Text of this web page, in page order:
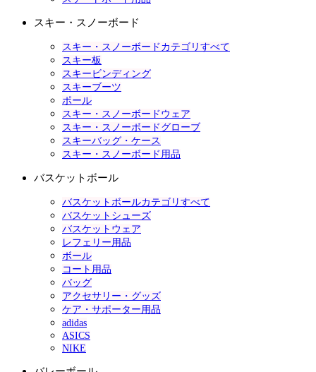
スキー・スノーボード
スキー・スノーボードカテゴリすべて
スキー板
スキービンディング
スキーブーツ
ポール
スキー・スノーボードウェア
スキー・スノーボードグローブ
スキーバッグ・ケース
スキー・スノーボード用品
バスケットボール
バスケットボールカテゴリすべて
バスケットシューズ
バスケットウェア
レフェリー用品
ボール
コート用品
バッグ
アクセサリー・グッズ
ケア・サポーター用品
adidas
ASICS
NIKE